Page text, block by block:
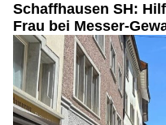
Schaffhausen SH:
Frau bei Messer-